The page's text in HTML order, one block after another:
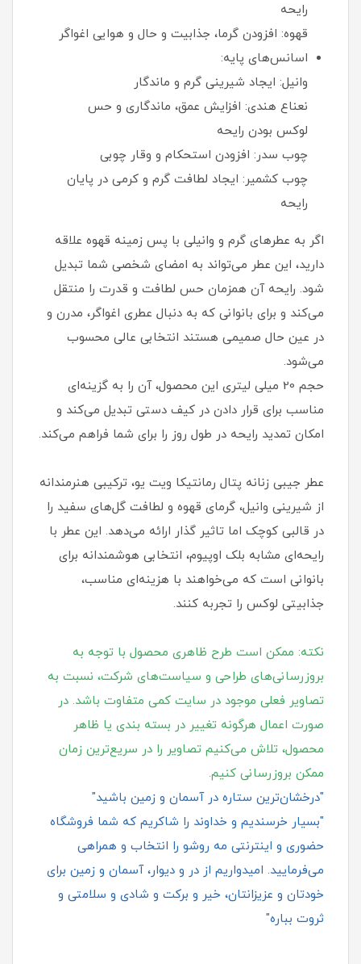
رایحه
قهوه: افزودن گرما، جذابیت و حال‌ و هوایی اغواگر
اسانس‌های پایه:
وانیل: ایجاد شیرینی گرم و ماندگار
نعناع هندی: افزایش عمق، ماندگاری و حس
لوکس بودن رایحه
چوب سدر: افزودن استحکام و وقار چوبی
چوب کشمیر: ایجاد لطافت گرم و کرمی در پایان
رایحه
اگر به عطرهای گرم و وانیلی با پس‌ زمینه قهوه علاقه
دارید، این عطر می‌تواند به امضای شخصی شما تبدیل
شود. رایحه آن همزمان حس لطافت و قدرت را منتقل
می‌کند و برای بانوانی که به‌ دنبال عطری اغواگر، مدرن و
در عین حال صمیمی هستند انتخابی عالی محسوب
می‌شود.
حجم 20 میلی‌ لیتری این محصول، آن را به گزینه‌ای
مناسب برای قرار دادن در کیف دستی تبدیل می‌کند و
امکان تمدید رایحه در طول روز را برای شما فراهم می‌کند.
عطر جیبی زنانه پتال رمانتیکا ویت یو، ترکیبی هنرمندانه
از شیرینی وانیل، گرمای قهوه و لطافت گل‌های سفید را
در قالبی کوچک اما تاثیر گذار ارائه می‌دهد. این عطر با
رایحه‌ای مشابه بلک اوپیوم، انتخابی هوشمندانه برای
بانوانی است که می‌خواهند با هزینه‌ای مناسب،
جذابیتی لوکس را تجربه کنند.
نکته: ممکن است طرح ظاهری محصول با توجه به
بروزرسانی‌های طراحی و سیاست‌های شرکت، نسبت به
تصاویر فعلی موجود در سایت کمی متفاوت باشد. در
صورت اعمال هرگونه تغییر در بسته‌ بندی یا ظاهر
محصول، تلاش می‌کنیم تصاویر را در سریع‌ترین زمان
ممکن بروزرسانی کنیم.
"درخشان‌ترین ستاره در آسمان و زمین باشید"
"بسیار خرسندیم و خداوند را شاکریم که شما فروشگاه
حضوری و اینترنتی مه روشو را انتخاب و همراهی
می‌فرمایید. امیدواریم از در و دیوار، آسمان و زمین برای
خودتان و عزیزانتان، خیر و برکت و شادی و سلامتی و
ثروت بباره"